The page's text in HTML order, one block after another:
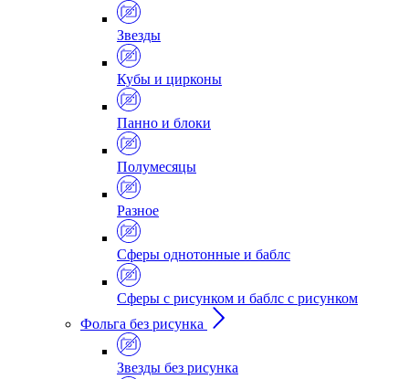
Звезды
Кубы и цирконы
Панно и блоки
Полумесяцы
Разное
Сферы однотонные и баблс
Сферы с рисунком и баблс с рисунком
Фольга без рисунка
Звезды без рисунка